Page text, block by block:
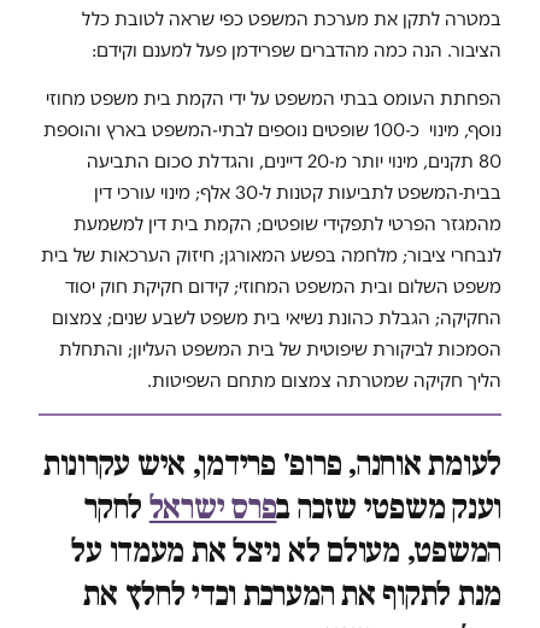
במטרה לתקן את מערכת המשפט כפי שראה לטובת כלל
הציבור. הנה כמה מהדברים שפרידמן פעל למענם וקידם:
הפחתת העומס בבתי המשפט על ידי הקמת בית משפט מחוזי
נוסף, מינוי כ-100 שופטים נוספים לבתי-המשפט בארץ והוספת
80 תקנים, מינוי יותר מ-20 דיינים, והגדלת סכום התביעה
בבית-המשפט לתביעות קטנות ל-30 אלף; מינוי עורכי דין
מהמגזר הפרטי לתפקידי שופטים; הקמת בית דין למשמעת
לנבחרי ציבור; מלחמה בפשע המאורגן; חיזוק הערכאות של בית
משפט השלום ובית המשפט המחוזי; קידום חקיקת חוק יסוד
החקיקה; הגבלת כהונת נשיאי בית משפט לשבע שנים; צמצום
הסמכות לביקורת שיפוטית של בית המשפט העליון; והתחלת
הליך חקיקה שמטרתה צמצום מתחם השפיטות.
לעומת אוחנה, פרופ' פרידמן, איש עקרונות
וענק משפטי שזכה בפרס ישראל לחקר
המשפט, מעולם לא ניצל את מעמדו על
מנת לתקוף את המערכת וכדי לחלץ את